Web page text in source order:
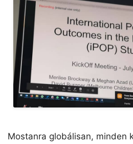
Mostanra globálisan, minden